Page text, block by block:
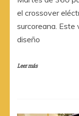
el crossover
surcoreana. Este
diseño
Leer más